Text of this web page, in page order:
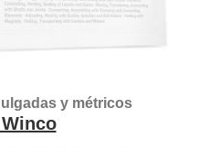
y métricos